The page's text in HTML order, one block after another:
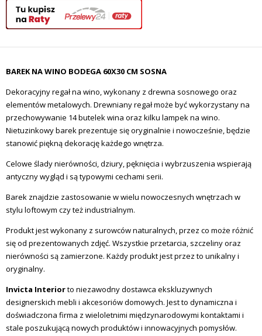
BAREK NA WINO BODEGA 60X30 CM SOSNA
Dekoracyjny regał na wino, wykonany z drewna sosnowego oraz
elementów metalowych. Drewniany regał może być wykorzystany na
przechowywanie 14 butelek wina oraz kilku lampek na wino.
Nietuzinkowy barek prezentuje się oryginalnie i nowocześnie, będzie
stanowić piękną dekorację każdego wnętrza.
Celowe ślady nierówności, dziury, pęknięcia i wybrzuszenia wspierają
antyczny wygląd i są typowymi cechami serii.
Barek znajdzie zastosowanie w wielu nowoczesnych wnętrzach w
stylu loftowym czy też industrialnym.
Produkt jest wykonany z surowców naturalnych, przez co może różnić
się od prezentowanych zdjęć. Wszystkie przetarcia, szczeliny oraz
nierówności są zamierzone. Każdy produkt jest przez to unikalny i
oryginalny.
Invicta Interiorto niezawodny dostawca ekskluzywnych
designerskich mebli i akcesoriów domowych. Jest to dynamiczna i
doświadczona firma z wieloletnimi międzynarodowymi kontaktami i
stale poszukującą nowych produktów i innowacyjnych pomysłów.